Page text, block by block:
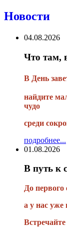
Новости
04.08.2026
Что там,
В День
найдите
чудо
среди
подробнее...
01.08.2026
В путь к
До первого
а у нас уже